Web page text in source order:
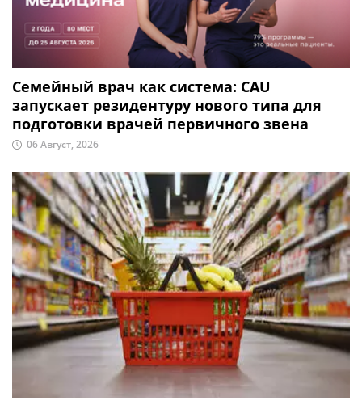
Семейный врач как система: CAU
запускает резидентуру нового типа для
подготовки врачей первичного звена
06 Август, 2026